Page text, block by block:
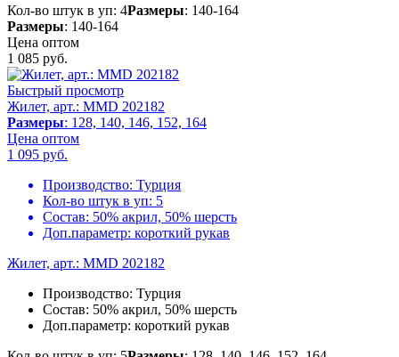
Кол-во штук в уп: 4Размеры: 140-164
Размеры: 140-164
Цена оптом
1 085 руб.
Быстрый просмотр
Жилет, арт.: MMD 202182
Размеры: 128, 140, 146, 152, 164
Цена оптом
1 095 руб.
Производство: Турция
Кол-во штук в уп: 5
Состав: 50% акрил, 50% шерсть
Доп.параметр: короткий рукав
Жилет, арт.: MMD 202182
Производство: Турция
Состав: 50% акрил, 50% шерсть
Доп.параметр: короткий рукав